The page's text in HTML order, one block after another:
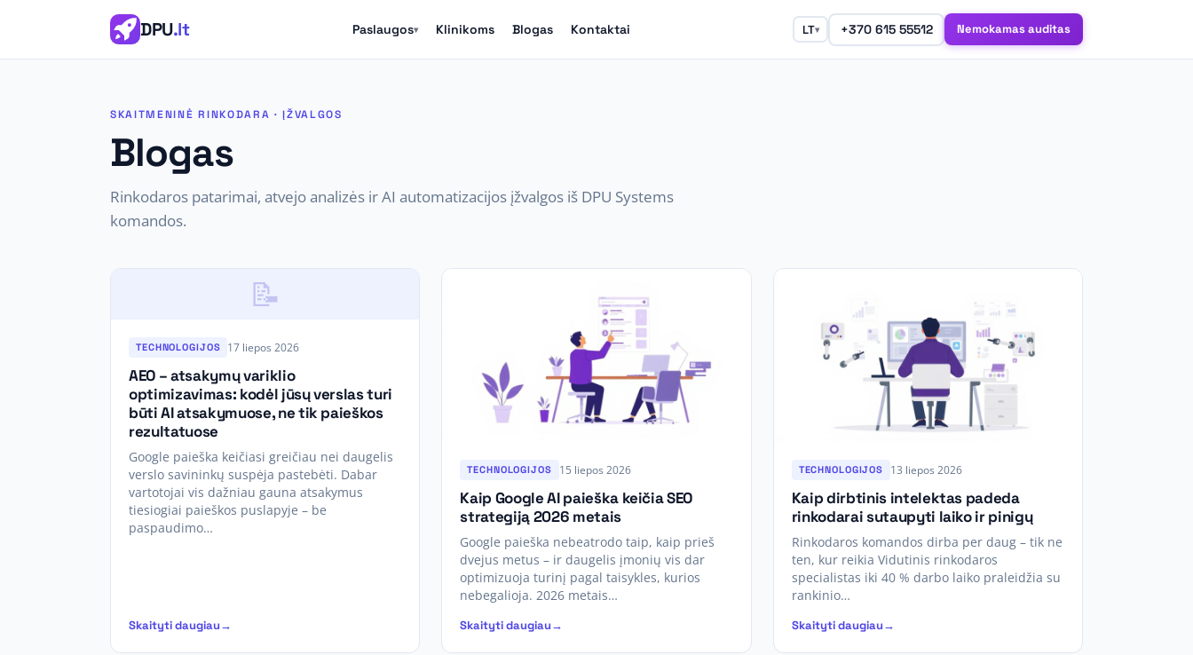
DPU.lt Paslaugos▾ Klinikoms Blogas Kontaktai LT▾ +370 615 55512 Nemokamas auditas
SKAITMENINĖ RINKODARA · ĮŽVALGOS
Blogas
Rinkodaros patarimai, atvejo analizės ir AI automatizacijos įžvalgos iš DPU Systems
komandos.
📝
TECHNOLOGIJOS 17 liepos 2026
AEO – atsakymų variklio
optimizavimas: kodėl jūsų verslas turi
būti AI atsakymuose, ne tik paieškos
rezultatuose
Google paieška keičiasi greičiau nei daugelis
verslo savininkų suspėja pastebėti. Dabar
vartotojai vis dažniau gauna atsakymus
tiesiogiai paieškos puslapyje – be
paspaudimo…
Skaityti daugiau
TECHNOLOGIJOS 15 liepos 2026
Kaip Google AI paieška keičia SEO
strategiją 2026 metais
Google paieška nebeatrodo taip, kaip prieš
dvejus metus – ir daugelis įmonių vis dar
optimizuoja turinį pagal taisykles, kurios
nebegalioja. 2026 metais…
Skaityti daugiau
TECHNOLOGIJOS 13 liepos 2026
Kaip dirbtinis intelektas padeda
rinkodarai sutaupyti laiko ir pinigų
Rinkodaros komandos dirba per daug – tik ne
ten, kur reikia Vidutinis rinkodaros
specialistas iki 40 % darbo laiko praleidžia su
rankinio…
Skaityti daugiau